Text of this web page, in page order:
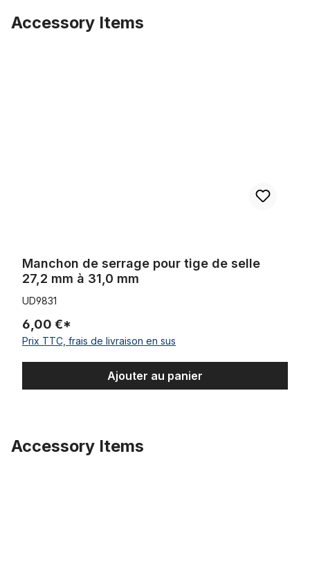
Accessory Items
Manchon de serrage pour tige de selle
27,2 mm à 31,0 mm
UD9831
6,00 €*
Prix TTC, frais de livraison en sus
Ajouter au panier
Accessory Items